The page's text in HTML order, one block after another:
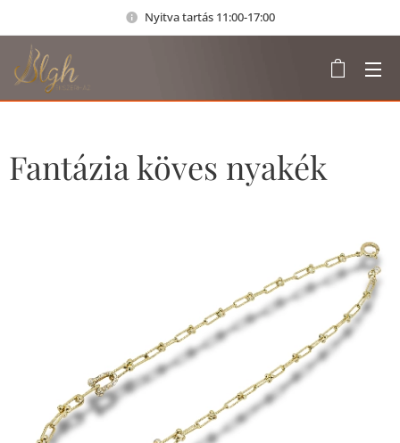
Nyitva tartás 11:00-17:00
Fantázia köves nyakék